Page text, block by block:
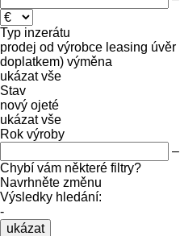
Typ inzerátu
prodej od výrobce leasing úvěr
doplatkem) výměna
ukázat vše
Stav
nový ojeté
ukázat vše
Rok výroby
–
Chybí vám některé filtry?
Navrhněte změnu
Výsledky hledání:
-
ukázat